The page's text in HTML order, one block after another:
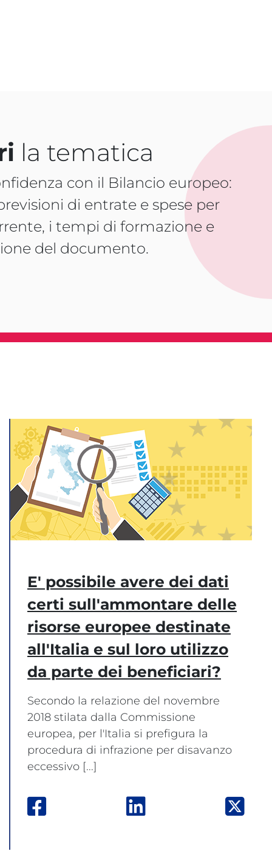
la tematica
con il Bilancio europeo:
di entrate e spese per
i tempi di formazione e
del documento.
finestra
apre una nuova finestra
E' possibile avere dei dati
certi sull'ammontare delle
risorse europee destinate
all'Italia e sul loro utilizzo
da parte dei beneficiari?
Secondo la relazione del novembre
2018 stilata dalla Commissione
europea, per l'Italia si prefigura la
procedura di infrazione per disavanzo
eccessivo [...]
Facebook: apre una nuova finestra
Linkedin: apre una